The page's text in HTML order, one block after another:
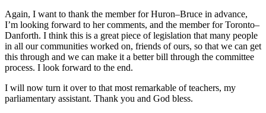
Again, I want to thank the member for Huron–Bruce in advance,
I’m looking forward to her comments, and the member for Toronto–
Danforth. I think this is a great piece of legislation that many people
in all our communities worked on, friends of ours, so that we can get
this through and we can make it a better bill through the committee
process. I look forward to the end.
I will now turn it over to that most remarkable of teachers, my
parliamentary assistant. Thank you and God bless.